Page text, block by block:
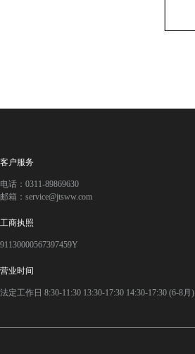
客户服务
电话：0311-89869630
邮箱：service@jtsww.com
工商执照
91130000567397459Y
营业时间
法定工作日 8:30-11:30 13:30-17:30 14:30-17:30 (6-8月)